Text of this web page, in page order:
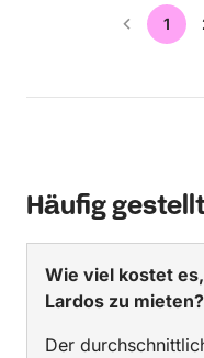
1
Häufig
Wie viel kostet
Lardos zu mieten?
Der